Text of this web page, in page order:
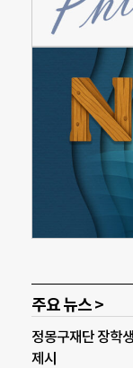
주요 뉴스 >
정몽구재단 장학
제시